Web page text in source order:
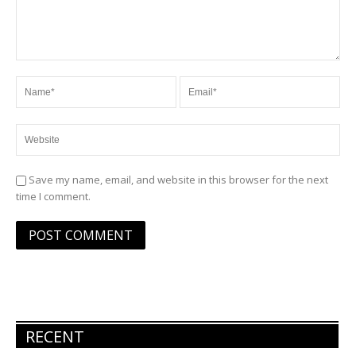
Save my name, email, and website in this browser for the next
time I comment.
RECENT